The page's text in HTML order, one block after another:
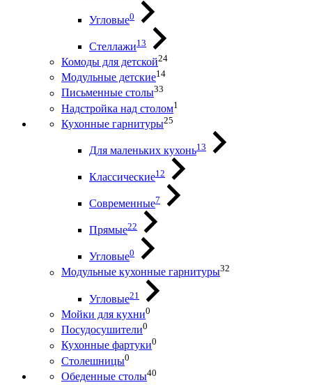
Угловые0
Стеллажи13
Комоды для детской24
Модульные детские14
Письменные столы33
Надстройка над столом1
Кухонные гарнитуры25
Для маленьких кухонь13
Классические12
Современные7
Прямые22
Угловые0
Модульные кухонные гарнитуры32
Угловые21
Мойки для кухни0
Посудосушители0
Кухонные фартуки0
Столешницы0
Обеденные столы40